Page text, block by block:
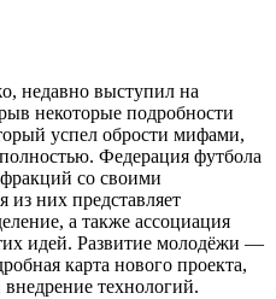
недавно выступил на
некоторые подробности
успел обрости мифами,
Федерация футбола
со своими
из них представляет
а также ассоциация
идей. Развитие молодёжи —
карта нового проекта,
технологий.